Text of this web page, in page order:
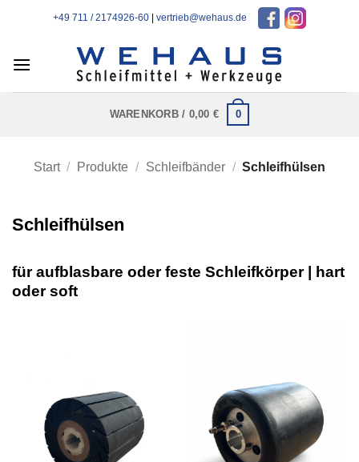
+49 711 / 2174926-60 vertrieb@wehaus.de
WARENKORB / 0,00 € 0
Start / Produkte / Schleifbänder / Schleifhülsen
Schleifhülsen
für aufblasbare oder feste Schleifkörper | hart
oder soft